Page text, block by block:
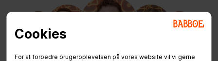
Cookies
For at forbedre brugeroplevelsen på vores website vil vi gerne